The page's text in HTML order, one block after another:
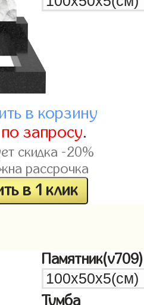
в корзину
по запросу.
скидка -20%
рассрочка
в 1 клик
Памятник(v709)
Тумба